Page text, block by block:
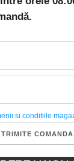
si conditiile